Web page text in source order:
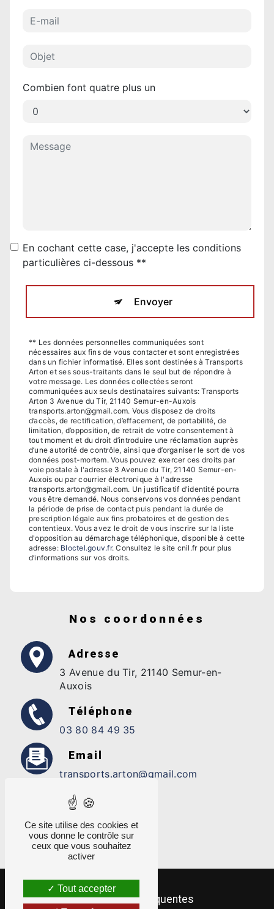
Combien font quatre plus un
En cochant cette case, j'accepte les conditions
particulières ci-dessous **
Envoyer
** Les données personnelles communiquées sont
nécessaires aux fins de vous contacter et sont enregistrées
dans un fichier informatisé. Elles sont destinées à Transports
Arton et ses sous-traitants dans le seul but de répondre à
votre message. Les données collectées seront
communiquées aux seuls destinataires suivants: Transports
Arton 3 Avenue du Tir, 21140 Semur-en-Auxois
transports.arton@gmail.com. Vous disposez de droits
d’accès, de rectification, d’effacement, de portabilité, de
limitation, d’opposition, de retrait de votre consentement à
tout moment et du droit d’introduire une réclamation auprès
d’une autorité de contrôle, ainsi que d’organiser le sort de vos
données post-mortem. Vous pouvez exercer ces droits par
voie postale à l'adresse 3 Avenue du Tir, 21140 Semur-en-
Auxois ou par courrier électronique à l'adresse
transports.arton@gmail.com. Un justificatif d'identité pourra
vous être demandé. Nous conservons vos données pendant
la période de prise de contact puis pendant la durée de
prescription légale aux fins probatoires et de gestion des
contentieux. Vous avez le droit de vous inscrire sur la liste
d'opposition au démarchage téléphonique, disponible à cette
adresse: Bloctel.gouv.fr. Consultez le site cnil.fr pour plus
d’informations sur vos droits.
Nos coordonnées
Adresse
3 Avenue du Tir, 21140 Semur-en-
Auxois
Téléphone
03 80 84 49 35
Email
transports.arton@gmail.com
Recherches fréquentes
Ce site utilise des cookies et
vous donne le contrôle sur
ceux que vous souhaitez
activer
Tout accepter